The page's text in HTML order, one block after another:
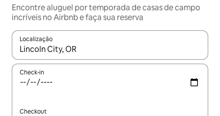
Encontre aluguel por temporada de casas de campo
incríveis no Airbnb e faça sua reserva
Localização
Quando os resultados estiverem disponíveis, explore-os
Check-in
Checkout